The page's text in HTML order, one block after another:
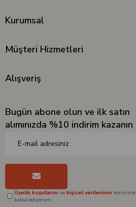
Kurumsal
Müşteri Hizmetleri
Alışveriş
Bugün abone olun ve ilk satın
alımınızda %10 indirim kazanın
Üyelik koşullarını ve kişisel verilerimin
kabul ediyorum.